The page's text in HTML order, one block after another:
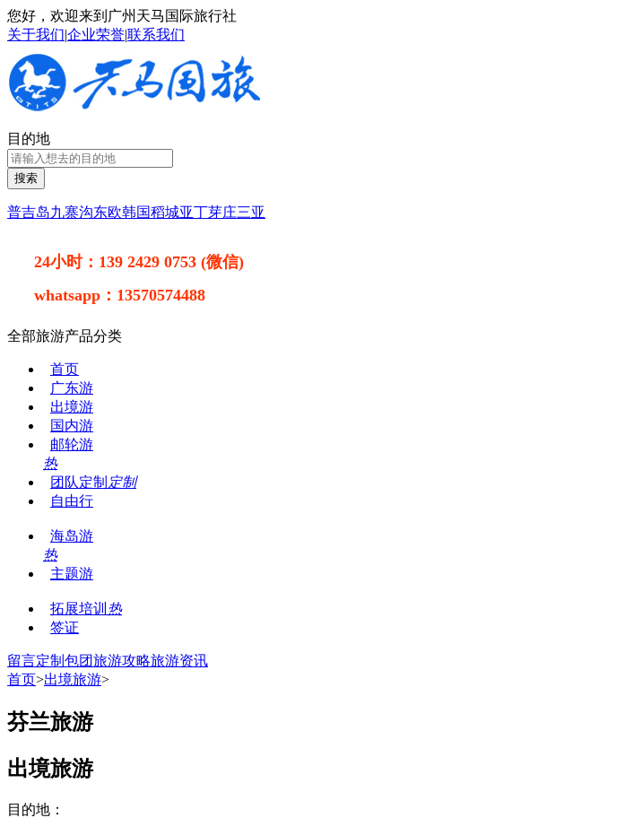
您好，欢迎来到广州天马国际旅行社
关于我们|企业荣誉|联系我们
目的地
搜索
普吉岛九寨沟东欧韩国稻城亚丁芽庄三亚
24小时： 139 2429 0753 (微信)
whatsapp： 13570574488
全部旅游产品分类
首页
广东游
出境游
国内游
邮轮游
热
团队定制 定制
自由行
海岛游
热
主题游
拓展培训 热
签证
留言定制包团旅游攻略旅游资讯
首页>出境旅游>
芬兰旅游
出境旅游
目的地：